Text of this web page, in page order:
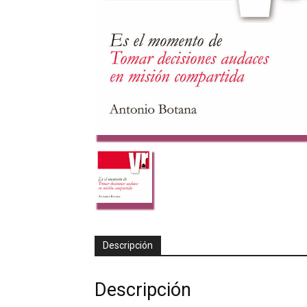
Descripción
Descripción